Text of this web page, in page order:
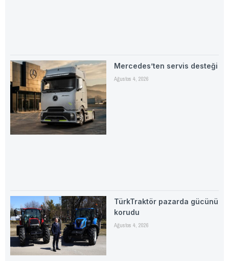
Mercedes’ten servis desteği
Ağustos 4, 2026
TürkTraktör pazarda gücünü
korudu
Ağustos 4, 2026